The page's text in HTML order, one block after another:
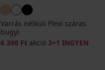
Varrás nélküli Flexi száras
bugyi
6 390 Ft akció 3+1 INGYEN